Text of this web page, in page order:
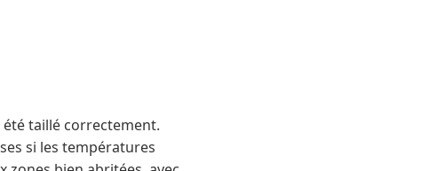
été taillé correctement.
si les températures